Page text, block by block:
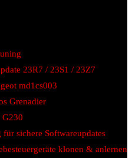
23R7 / 23S1 / 23Z7
md1cs003
Grenadier
G230
für sichere Softwareupdates
klonen & anlernen